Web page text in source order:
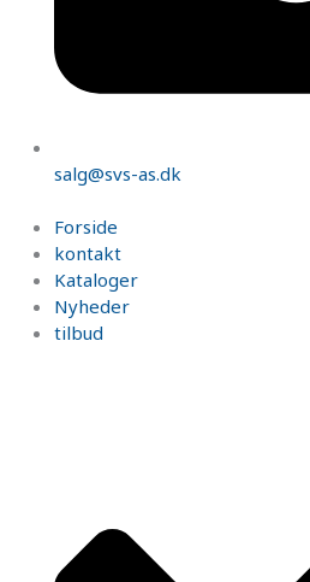
salg@svs-as.dk
Forside
kontakt
Kataloger
Nyheder
tilbud